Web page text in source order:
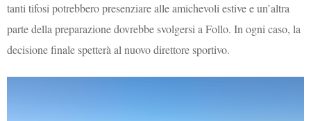
tanti tifosi potrebbero presenziare alle amichevoli estive e un’altra
parte della preparazione dovrebbe svolgersi a Follo. In ogni caso, la
decisione finale spetterà al nuovo direttore sportivo.